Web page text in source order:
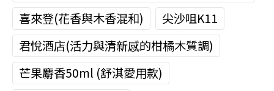
喜來登(花香與木香混和)
尖沙咀K11
君悅酒店(活力與清新感的柑橘木質調)
芒果麝香50ml (舒淇愛用款)